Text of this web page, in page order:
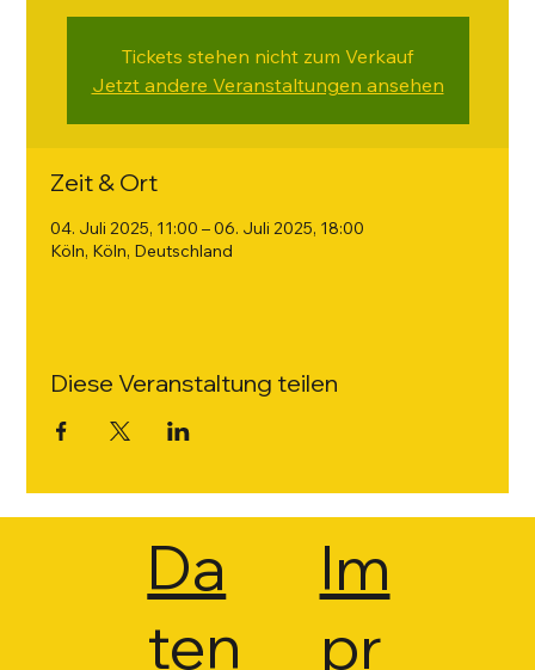
Tickets stehen nicht zum Verkauf
Jetzt andere Veranstaltungen ansehen
Zeit & Ort
04. Juli 2025, 11:00 – 06. Juli 2025, 18:00
Köln, Köln, Deutschland
Diese Veranstaltung teilen
Da
ten
Im
pr